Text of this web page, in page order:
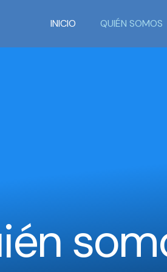
INICIO QUIÉN SOMOS